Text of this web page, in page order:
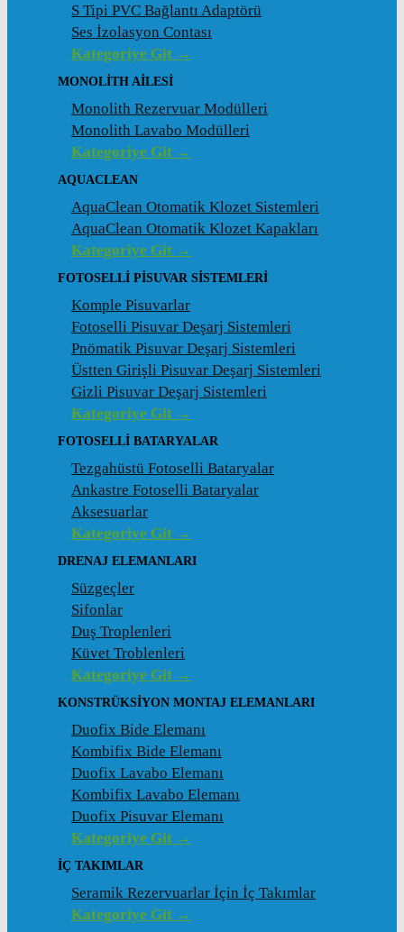
S Tipi PVC Bağlantı Adaptörü
Ses İzolasyon Contası
Kategoriye Git →
MONOLITH AILESI
Monolith Rezervuar Modülleri
Monolith Lavabo Modülleri
Kategoriye Git →
AQUACLEAN
AquaClean Otomatik Klozet Sistemleri
AquaClean Otomatik Klozet Kapakları
Kategoriye Git →
FOTOSELLI PISUVAR SISTEMLERI
Komple Pisuvarlar
Fotoselli Pisuvar Deşarj Sistemleri
Pnömatik Pisuvar Deşarj Sistemleri
Üstten Girişli Pisuvar Deşarj Sistemleri
Gizli Pisuvar Deşarj Sistemleri
Kategoriye Git →
FOTOSELLI BATARYALAR
Tezgahüstü Fotoselli Bataryalar
Ankastre Fotoselli Bataryalar
Aksesuarlar
Kategoriye Git →
DRENAJ ELEMANLARI
Süzgeçler
Sifonlar
Duş Troplenleri
Küvet Troblenleri
Kategoriye Git →
KONSTRÜKSIYON MONTAJ ELEMANLARI
Duofix Bide Elemanı
Kombifix Bide Elemanı
Duofix Lavabo Elemanı
Kombifix Lavabo Elemanı
Duofix Pisuvar Elemanı
Kategoriye Git →
İÇ TAKIMLAR
Seramik Rezervuarlar İçin İç Takımlar
Kategoriye Git →